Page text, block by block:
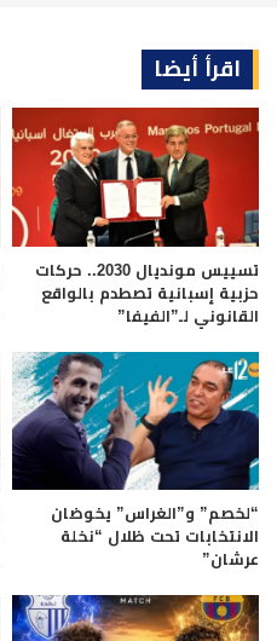
اقرأ أيضا
تسييس مونديال 2030.. حركات
حزبية إسبانية تصطدم بالواقع
القانوني لـ”الفيفا”
“لخصم” و”الغراس” يخوضان
الانتخابات تحت ظلال “نخلة
عرشان”